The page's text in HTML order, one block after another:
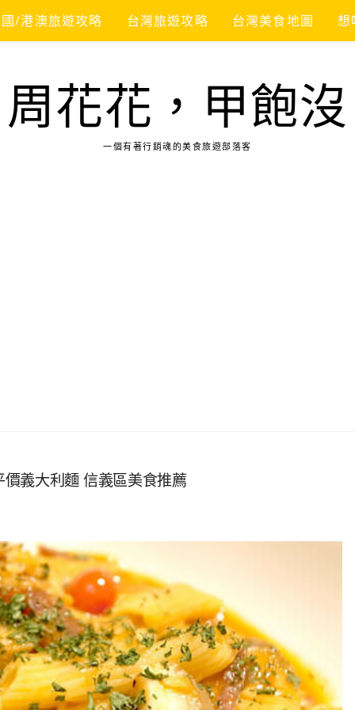
/港澳旅遊攻略 台灣旅遊攻略 台灣美食地圖 想
周花花，甲飽沒
一個有著行銷魂的美食旅遊部落客
價義大利麵 信義區美食推薦